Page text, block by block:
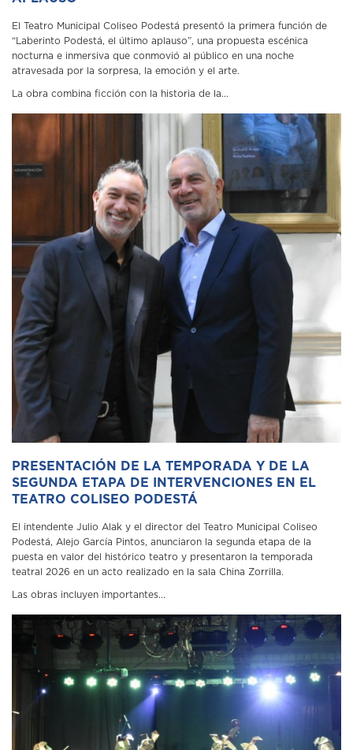
El Teatro Municipal Coliseo Podestá presentó la primera función de
“Laberinto Podestá, el último aplauso”, una propuesta escénica
nocturna e inmersiva que conmovió al público en una noche
atravesada por la sorpresa, la emoción y el arte.
La obra combina ficción con la historia de la...
PRESENTACIÓN DE LA TEMPORADA Y DE LA
SEGUNDA ETAPA DE INTERVENCIONES EN EL
TEATRO COLISEO PODESTÁ
El intendente Julio Alak y el director del Teatro Municipal Coliseo
Podestá, Alejo García Pintos, anunciaron la segunda etapa de la
puesta en valor del histórico teatro y presentaron la temporada
teatral 2026 en un acto realizado en la sala China Zorrilla.
Las obras incluyen importantes...